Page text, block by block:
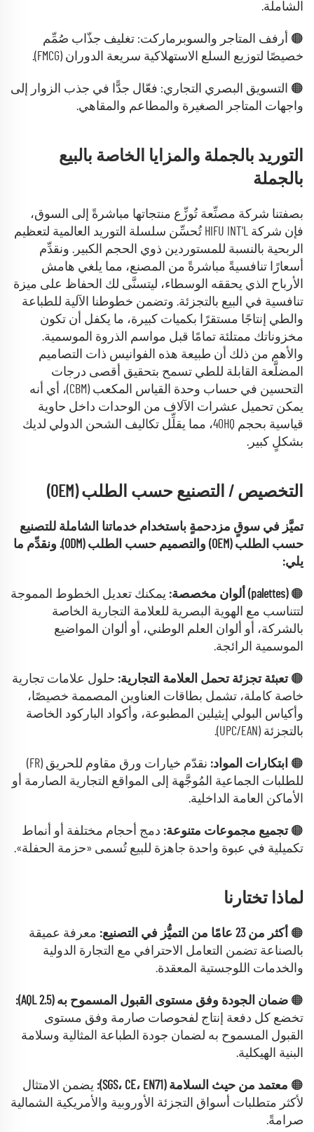
الشاملة.
🟠 أرفف المتاجر والسوبرماركت: تغليف جذّاب صُمِّم
خصيصًا لتوزيع السلع الاستهلاكية سريعة الدوران (FMCG).
🟠 التسويق البصري التجاري: فعّال جدًّا في جذب الزوار إلى
واجهات المتاجر الصغيرة والمطاعم والمقاهي.
التوريد بالجملة والمزايا الخاصة بالبيع
بالجملة
بصفتنا شركة مصنِّعة تُوزِّع منتجاتها مباشرةً إلى السوق،
فإن شركة HIFU INT'L تُحسِّن سلسلة التوريد العالمية لتعظيم
الربحية بالنسبة للمستوردين ذوي الحجم الكبير. ونقدِّم
أسعارًا تنافسيةً مباشرةً من المصنع، مما يلغي هامش
الأرباح الذي يحققه الوسطاء، ليتسنَّى لك الحفاظ على ميزة
تنافسية في البيع بالتجزئة. وتضمن خطوطنا الآلية للطباعة
والطي إنتاجًا مستقرًا بكميات كبيرة، ما يكفل أن تكون
مخزوناتك ممتلئة تمامًا قبل مواسم الذروة الموسمية.
والأهم من ذلك أن طبيعة هذه الفوانيس ذات التصاميم
المضلَّعة القابلة للطي تسمح بتحقيق أقصى درجات
التحسين في حساب وحدة القياس المكعب (CBM)، أي أنه
يمكن تحميل عشرات الآلاف من الوحدات داخل حاوية
قياسية بحجم 40HQ، مما يقلِّل تكاليف الشحن الدولي لديك
بشكلٍ كبير.
التخصيص / التصنيع حسب الطلب (OEM)
تميَّز في سوقٍ مزدحمةٍ باستخدام خدماتنا الشاملة للتصنيع
حسب الطلب (OEM) والتصميم حسب الطلب (ODM). ونقدِّم ما
يلي:
🟠(palettes) ألوان مخصصة:
يمكنك تعديل الخطوط المموجة
لتتناسب مع الهوية البصرية للعلامة التجارية الخاصة
بالشركة، أو ألوان العلم الوطني، أو ألوان المواضيع
الموسمية الرائجة.
🟠تعبئة تجزئة تحمل العلامة التجارية: حلول علامات تجارية
خاصة كاملة، تشمل بطاقات العناوين المصممة خصيصًا،
وأكياس البولي إيثيلين المطبوعة، وأكواد الباركود الخاصة
بالتجزئة (UPC/EAN).
🟠 ابتكارات المواد:
نقدّم خيارات ورق مقاوم للحريق (FR)
للطلبات الجماعية المُوجَّهة إلى المواقع التجارية الصارمة أو
الأماكن العامة الداخلية.
🟠تجميع مجموعات متنوعة: دمج أحجام مختلفة أو أنماط
تكميلية في عبوة واحدة جاهزة للبيع تُسمى «حزمة الحفلة».
لماذا تختارنا
🟠 أكثر من 23 عامًا من التميُّز في التصنيع:
معرفة عميقة
بالصناعة تضمن التعامل الاحترافي مع التجارة الدولية
والخدمات اللوجستية المعقدة.
🟠 ضمان الجودة وفق مستوى القبول المسموح به (AQL 2.5):
تخضع كل دفعة إنتاج لفحوصات صارمة وفق مستوى
القبول المسموح به لضمان جودة الطباعة المثالية وسلامة
البنية الهيكلية.
🟠 معتمد من حيث السلامة (SGS، CE، EN71):
يضمن الامتثال
لأكثر متطلبات أسواق التجزئة الأوروبية والأمريكية الشمالية
صرامةً.